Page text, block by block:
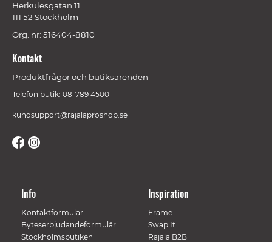
Herkulesgatan 11
111 52 Stockholm
Org. nr: 516404-8810
Kontakt
Produktfrågor och butiksärenden
Telefon butik: 08-789 4500
kundsupport@rajalaproshop.se
Info
Kontaktformulär
Byteserbjudandeformulär
Stockholmsbutiken
Inspiration
Frame
Swap It
Rajala B2B